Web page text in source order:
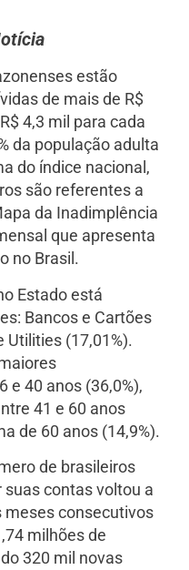
estão
de mais de R$
4,3 mil para cada
da população adulta
do índice nacional,
são referentes a
da Inadimplência
que apresenta
no Brasil.
Estado está
Bancos e Cartões
Utilities (17,01%).
e 40 anos (36,0%),
41 e 60 anos
de 60 anos (14,9%).
de brasileiros
contas voltou a
meses consecutivos
milhões de
320 mil novas